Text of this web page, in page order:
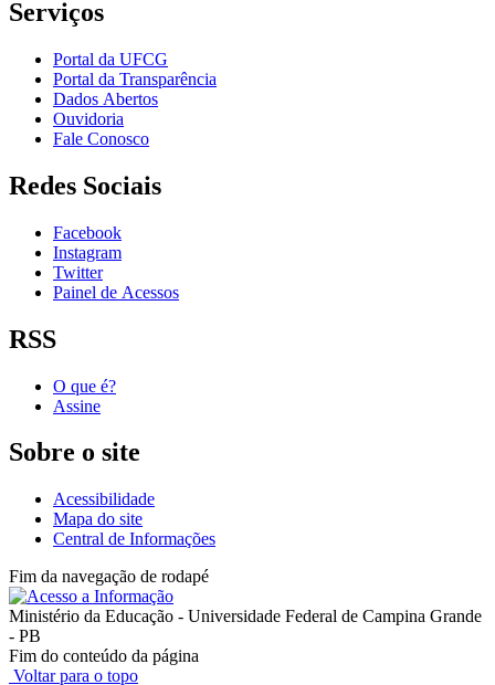
Serviços
Portal da UFCG
Portal da Transparência
Dados Abertos
Ouvidoria
Fale Conosco
Redes Sociais
Facebook
Instagram
Twitter
Painel de Acessos
RSS
O que é?
Assine
Sobre o site
Acessibilidade
Mapa do site
Central de Informações
Fim da navegação de rodapé
Ministério da Educação - Universidade Federal de Campina Grande
- PB
Fim do conteúdo da página
Voltar para o topo